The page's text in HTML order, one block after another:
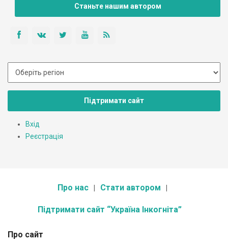
Станьте нашим автором
Підтримати сайт
Вхід
Реєстрація
Про нас Стати автором
Підтримати сайт “Україна Інкогніта”
Про сайт